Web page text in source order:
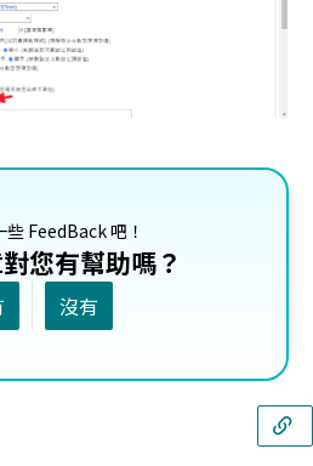
FeedBack 吧！
您有幫助嗎？
沒有